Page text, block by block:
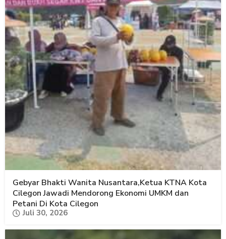
Gebyar Bhakti Wanita Nusantara,Ketua KTNA Kota
Cilegon Jawadi Mendorong Ekonomi UMKM dan
Petani Di Kota Cilegon
Juli 30, 2026